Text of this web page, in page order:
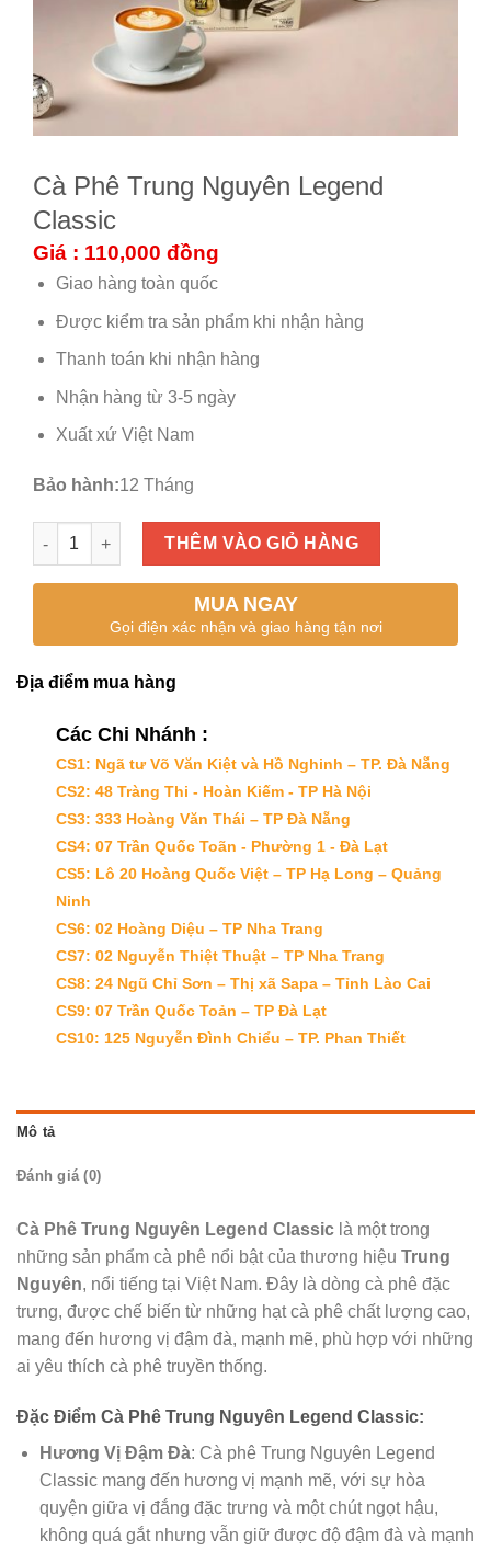
Cà Phê Trung Nguyên Legend
Classic
Giá : 110,000 đồng
Giao hàng toàn quốc
Được kiểm tra sản phẩm khi nhận hàng
Thanh toán khi nhận hàng
Nhận hàng từ 3-5 ngày
Xuất xứ Việt Nam
Bảo hành:12 Tháng
Cà Phê Trung Nguyên Legend Classic số lượng
THÊM VÀO GIỎ HÀNG
MUA NGAY
Gọi điện xác nhận và giao hàng tận nơi
Địa điểm mua hàng
Các Chi Nhánh :
CS1: Ngã tư Võ Văn Kiệt và Hồ Nghinh – TP. Đà Nẵng
CS2: 48 Tràng Thi - Hoàn Kiếm - TP Hà Nội
CS3: 333 Hoàng Văn Thái – TP Đà Nẵng
CS4: 07 Trần Quốc Toãn - Phường 1 - Đà Lạt
CS5: Lô 20 Hoàng Quốc Việt – TP Hạ Long – Quảng
Ninh
CS6: 02 Hoàng Diệu – TP Nha Trang
CS7: 02 Nguyễn Thiệt Thuật – TP Nha Trang
CS8: 24 Ngũ Chỉ Sơn – Thị xã Sapa – Tỉnh Lào Cai
CS9: 07 Trần Quốc Toản – TP Đà Lạt
CS10: 125 Nguyễn Đình Chiểu – TP. Phan Thiết
Mô tả
Đánh giá (0)
Cà Phê Trung Nguyên Legend Classic là một trong
những sản phẩm cà phê nổi bật của thương hiệu Trung
Nguyên, nổi tiếng tại Việt Nam. Đây là dòng cà phê đặc
trưng, được chế biến từ những hạt cà phê chất lượng cao,
mang đến hương vị đậm đà, mạnh mẽ, phù hợp với những
ai yêu thích cà phê truyền thống.
Đặc Điểm Cà Phê Trung Nguyên Legend Classic:
Hương Vị Đậm Đà: Cà phê Trung Nguyên Legend
Classic mang đến hương vị mạnh mẽ, với sự hòa
quyện giữa vị đắng đặc trưng và một chút ngọt hậu,
không quá gắt nhưng vẫn giữ được độ đậm đà và mạnh